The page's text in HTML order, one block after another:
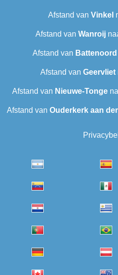
Afstand van Vinkel
Afstand van Wanroij
Afstand van Battenoord
Afstand van Geervliet
Afstand van Nieuwe-Tonge
Afstand van Ouderkerk aan